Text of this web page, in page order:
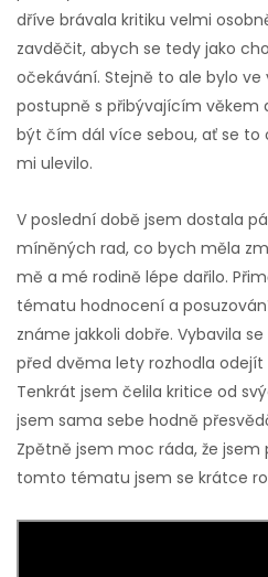
dříve brávala kritiku velmi
zavděčit, abych se tedy jako
očekávání. Stejně to ale bylo ve
postupně s přibývajícím věkem
být čím dál více sebou, ať se to
mi ulevilo.
V poslední době jsem dostala
míněných rad, co bych měla
mě a mé rodině lépe dařilo.
tématu hodnocení a
známe jakkoli dobře. Vybavila
před dvěma lety rozhodla
Tenkrát jsem čelila kritice od
jsem sama sebe hodně
Zpětně jsem moc ráda, že jsem
tomto tématu jsem se krátce